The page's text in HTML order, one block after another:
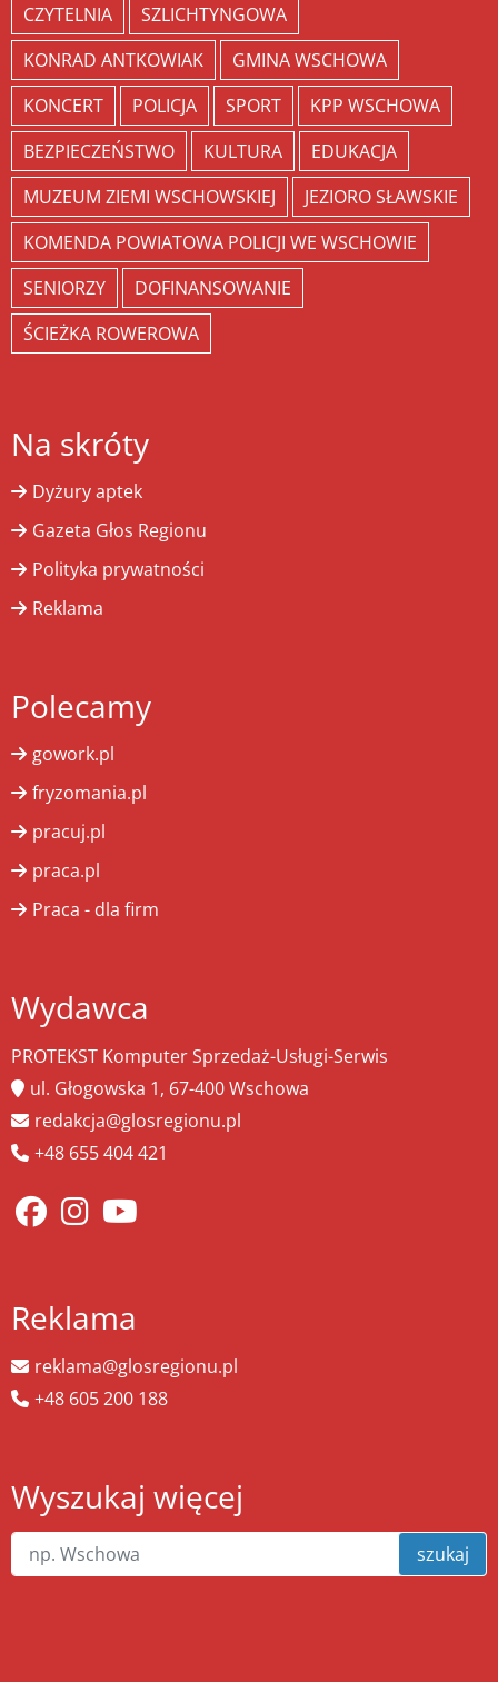
CZYTELNIA
SZLICHTYNGOWA
KONRAD ANTKOWIAK
GMINA WSCHOWA
KONCERT
POLICJA SPORT
KPP WSCHOWA
BEZPIECZEŃSTWO
KULTURA
EDUKACJA
MUZEUM ZIEMI WSCHOWSKIEJ
JEZIORO SŁAWSKIE
KOMENDA POWIATOWA POLICJI WE WSCHOWIE
SENIORZY
DOFINANSOWANIE
ŚCIEŻKA ROWEROWA
Na skróty
Dyżury aptek
Gazeta Głos Regionu
Polityka prywatności
Reklama
Polecamy
gowork.pl
fryzomania.pl
pracuj.pl
praca.pl
Praca - dla firm
Wydawca
PROTEKST Komputer Sprzedaż-Usługi-Serwis
ul. Głogowska 1, 67-400 Wschowa
redakcja@glosregionu.pl
+48 655 404 421
Reklama
reklama@glosregionu.pl
+48 605 200 188
Wyszukaj więcej
szukaj